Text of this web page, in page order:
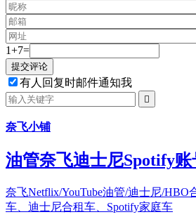
1+7=
有人回复时邮件通知我

奈飞小铺
油管奈飞迪士尼Spotify账
奈飞Netflix/YouTube油管/迪士尼/HBO
车、迪士尼合租车、Spotify家庭车